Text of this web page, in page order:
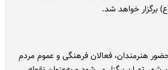
برگزار خواهد شد.
از ساعت ۲۰ با حضور هنرمندان، فعالان فرهنگی و عموم مردم